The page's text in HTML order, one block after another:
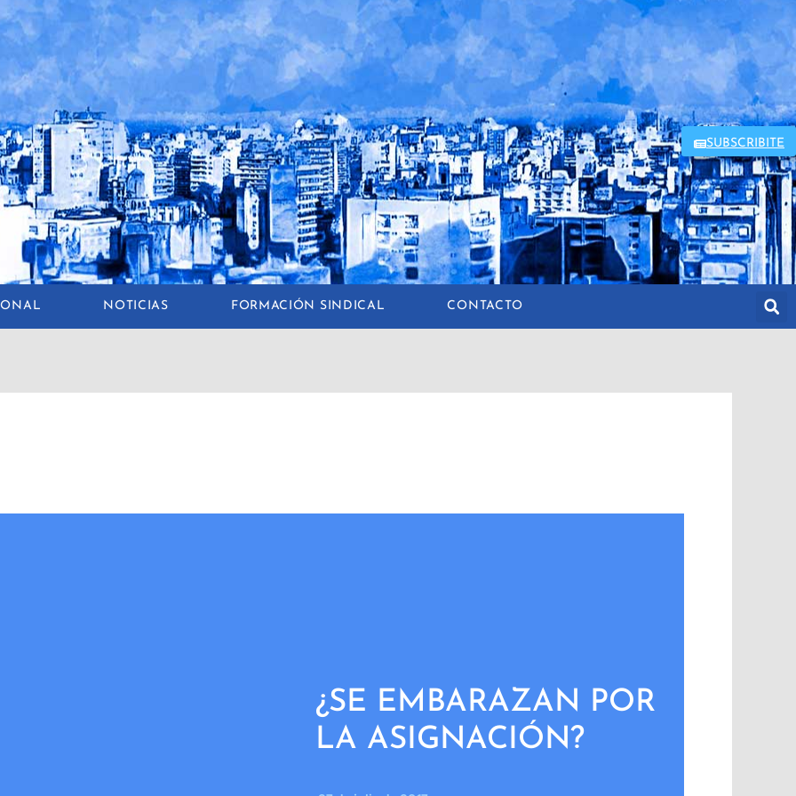
SUBSCRIBITE
NOTICIAS FORMACIÓN SINDICAL CONTACTO
¿SE EMBARAZAN POR
LA ASIGNACIÓN?